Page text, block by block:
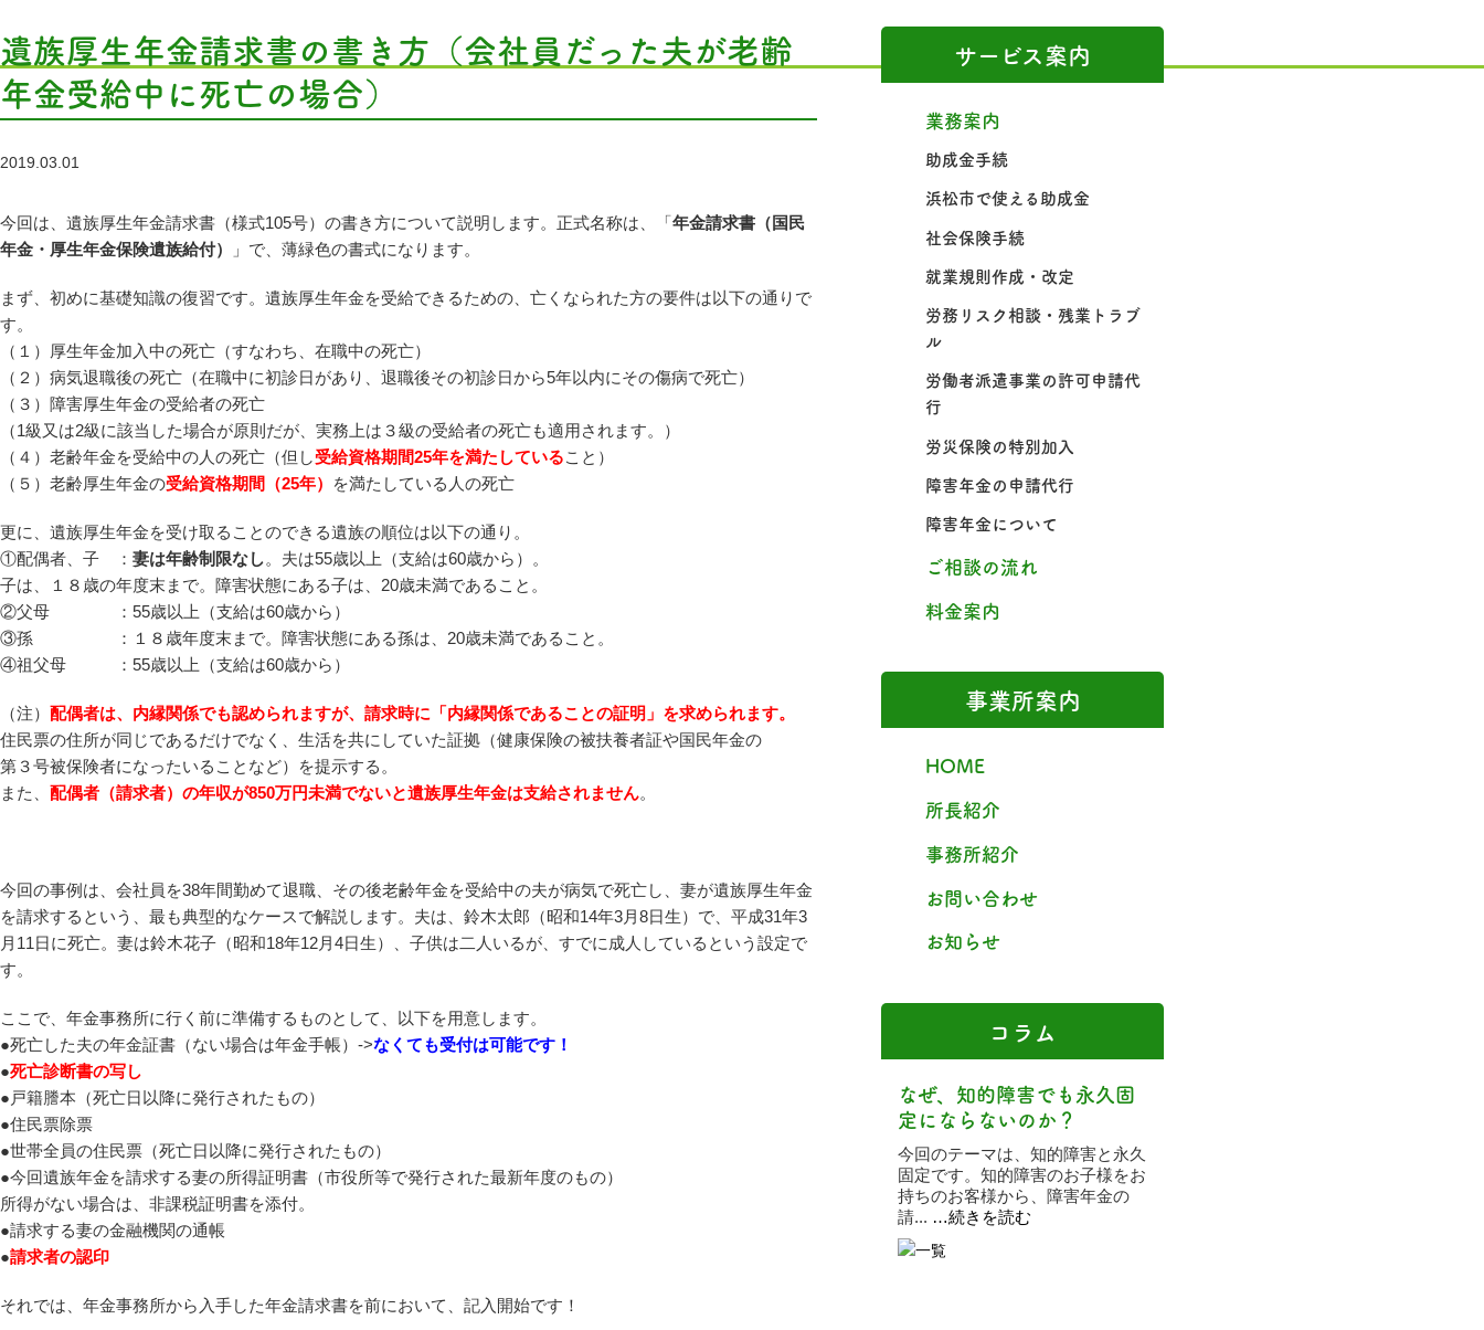
遺族厚生年金請求書の書き方（会社員だった夫が老齢
年金受給中に死亡の場合）
2019.03.01
今回は、遺族厚生年金請求書（様式105号）の書き方について説明します。正式名称は、「年金請求書（国民
年金・厚生年金保険遺族給付）
」で、薄緑色の書式になります。
まず、初めに基礎知識の復習です。遺族厚生年金を受給できるための、亡くなられた方の要件は以下の通りで
す。
（１）厚生年金加入中の死亡（すなわち、在職中の死亡）
（２）病気退職後の死亡（在職中に初診日があり、退職後その初診日から5年以内にその傷病で死亡）
（３）障害厚生年金の受給者の死亡
（1級又は2級に該当した場合が原則だが、実務上は３級の受給者の死亡も適用されます。）
（４）老齢年金を受給中の人の死亡（但し受給資格期間25年を満たしていること）
（５）老齢厚生年金の受給資格期間（25年） を満たしている人の死亡
更に、遺族厚生年金を受け取ることのできる遺族の順位は以下の通り。
①配偶者、子 ： 妻は年齢制限なし。夫は55歳以上（支給は60歳から）。
子は、１８歳の年度末まで。障害状態にある子は、20歳未満であること。
②父母 ：55歳以上（支給は60歳から）
③孫 ：１８歳年度末まで。障害状態にある孫は、20歳未満であること。
④祖父母 ：55歳以上（支給は60歳から）
（注） 配偶者は、内縁関係でも認められますが、請求時に「内縁関係であることの証明」を求められます。
住民票の住所が同じであるだけでなく、生活を共にしていた証拠（健康保険の被扶養者証や国民年金の
第３号被保険者になったいることなど）を提示する。
また、 配偶者（請求者）の年収が850万円未満でないと遺族厚生年金は支給されません。
今回の事例は、会社員を38年間勤めて退職、その後老齢年金を受給中の夫が病気で死亡し、妻が遺族厚生年金
を請求するという、最も典型的なケースで解説します。夫は、鈴木太郎（昭和14年3月8日生）で、平成31年3
月11日に死亡。妻は鈴木花子（昭和18年12月4日生）、子供は二人いるが、すでに成人しているという設定で
す。
ここで、年金事務所に行く前に準備するものとして、以下を用意します。
●死亡した夫の年金証書（ない場合は年金手帳）->なくても受付は可能です！
●死亡診断書の写し
●戸籍謄本（死亡日以降に発行されたもの）
●住民票除票
●世帯全員の住民票（死亡日以降に発行されたもの）
●今回遺族年金を請求する妻の所得証明書（市役所等で発行された最新年度のもの）
所得がない場合は、非課税証明書を添付。
●請求する妻の金融機関の通帳
●請求者の認印
それでは、年金事務所から入手した年金請求書を前において、記入開始です！
サービス案内
業務案内
助成金手続
浜松市で使える助成金
社会保険手続
就業規則作成・改定
労務リスク相談・残業トラブ
ル
労働者派遣事業の許可申請代
行
労災保険の特別加入
障害年金の申請代行
障害年金について
ご相談の流れ
料金案内
事業所案内
HOME
所長紹介
事務所紹介
お問い合わせ
お知らせ
コラム
なぜ、知的障害でも永久固
定にならないのか？
今回のテーマは、知的障害と永久
固定です。知的障害のお子様をお
持ちのお客様から、障害年金の
請... …続きを読む